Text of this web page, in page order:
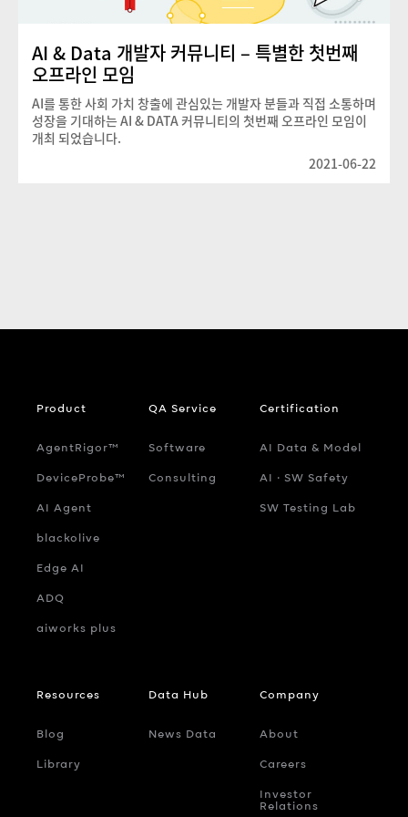
AI & Data 개발자 커뮤니티 – 특별한 첫번째
오프라인 모임
AI를 통한 사회 가치 창출에 관심있는 개발자 분들과 직접 소통하며
성장을 기대하는 AI & DATA 커뮤니티의 첫번째 오프라인 모임이
개최 되었습니다.
2021-06-22
Product
AgentRigor™
DeviceProbe™
AI Agent
blackolive
Edge AI
ADQ
aiworks plus
QA Service
Software
Consulting
Certification
AI Data & Model
AI ‧ SW Safety
SW Testing Lab
Resources
Blog
Library
Data Hub
News Data
Company
About
Careers
Investor
Relations